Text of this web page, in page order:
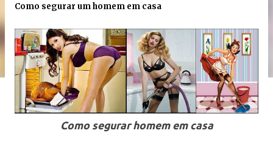
Como segurar um homem em casa
Como segurar homem em casa